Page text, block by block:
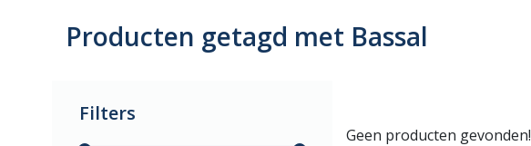
Producten getagd met Bassal
Filters
Geen producten gevonden!